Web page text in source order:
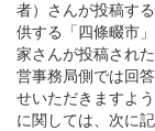
者）さんが投稿す
供する「四條畷市
家さんが投稿され
営事務局側では回
せいただきますよ
に関しては、次に